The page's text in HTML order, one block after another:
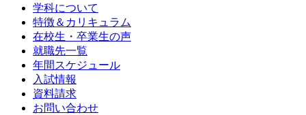
学科について
特徴＆カリキュラム
在校生・卒業生の声
就職先一覧
年間スケジュール
入試情報
資料請求
お問い合わせ